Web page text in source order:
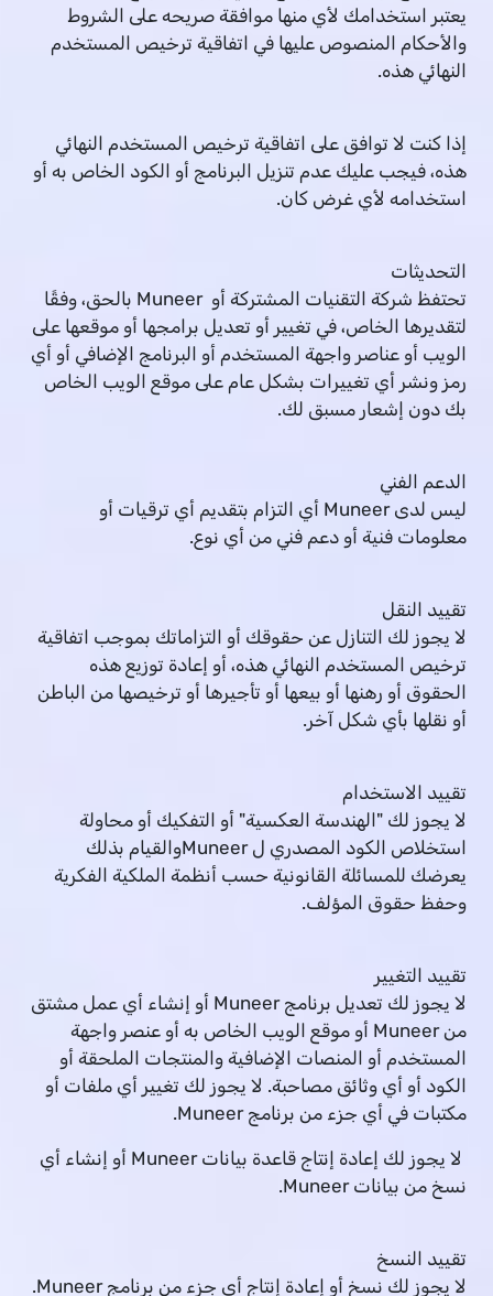
يعتبر استخدامك لأي منها موافقة صريحه على الشروط
والأحكام المنصوص عليها في اتفاقية ترخيص المستخدم
النهائي هذه.
إذا كنت لا توافق على اتفاقية ترخيص المستخدم النهائي
هذه، فيجب عليك عدم تنزيل البرنامج أو الكود الخاص به أو
استخدامه لأي غرض كان.
التحديثات
تحتفظ شركة التقنيات المشتركة أو Muneer بالحق، وفقًا
لتقديرها الخاص، في تغيير أو تعديل برامجها أو موقعها على
الويب أو عناصر واجهة المستخدم أو البرنامج الإضافي أو أي
رمز ونشر أي تغييرات بشكل عام على موقع الويب الخاص
بك دون إشعار مسبق لك.
الدعم الفني
ليس لدى Muneer أي التزام بتقديم أي ترقيات أو
معلومات فنية أو دعم فني من أي نوع.
تقييد النقل
لا يجوز لك التنازل عن حقوقك أو التزاماتك بموجب اتفاقية
ترخيص المستخدم النهائي هذه، أو إعادة توزيع هذه
الحقوق أو رهنها أو بيعها أو تأجيرها أو ترخيصها من الباطن
أو نقلها بأي شكل آخر.
تقييد الاستخدام
لا يجوز لك "الهندسة العكسية" أو التفكيك أو محاولة
استخلاص الكود المصدري ل Muneerوالقيام بذلك
يعرضك للمسائلة القانونية حسب أنظمة الملكية الفكرية
وحفظ حقوق المؤلف.
تقييد التغيير
لا يجوز لك تعديل برنامج Muneer أو إنشاء أي عمل مشتق
من Muneer أو موقع الويب الخاص به أو عنصر واجهة
المستخدم أو المنصات الإضافية والمنتجات الملحقة أو
الكود أو أي وثائق مصاحبة. لا يجوز لك تغيير أي ملفات أو
مكتبات في أي جزء من برنامج Muneer.
لا يجوز لك إعادة إنتاج قاعدة بيانات Muneer أو إنشاء أي
نسخ من بيانات Muneer.
تقييد النسخ
لا يجوز لك نسخ أو إعادة إنتاج أي جزء من برنامج Muneer.